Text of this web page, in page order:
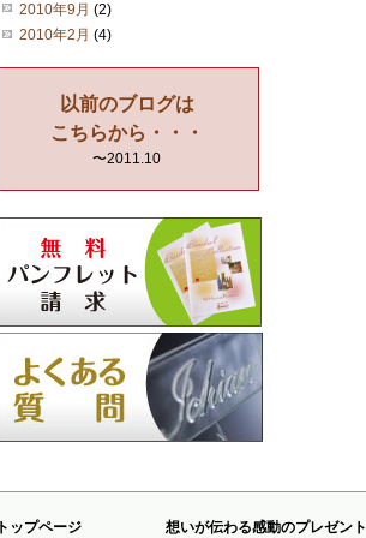
2010年9月 (2)
2010年2月 (4)
以前のブログは
こちらから・・・
〜2011.10
トップページ 想いが伝わる感動のプレゼント